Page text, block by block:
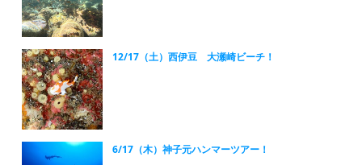
12/17（土）西伊豆 大瀬崎ビーチ！
6/17（木）神子元ハンマーツアー！